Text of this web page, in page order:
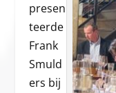
presen
teerde
Frank
Smuld
ers bij